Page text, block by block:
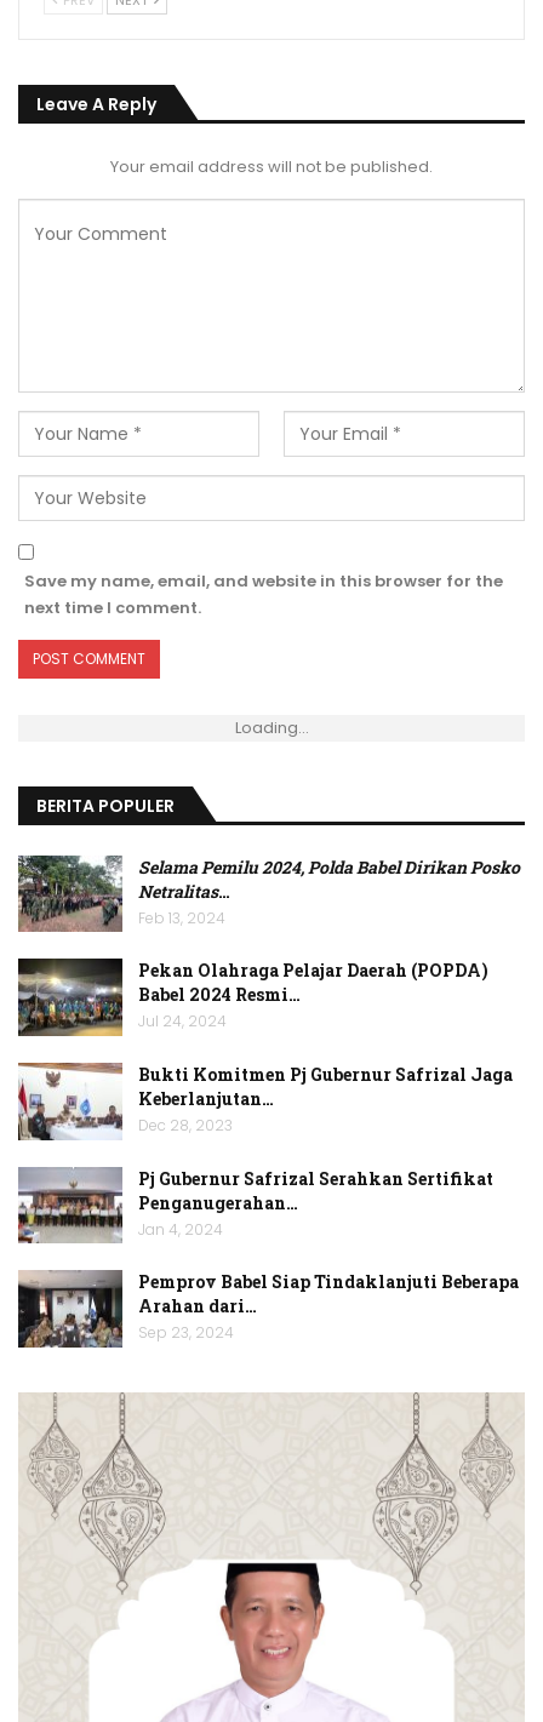
Leave A Reply
Your email address will not be published.
Save my name, email, and website in this browser for the
next time I comment.
Loading...
BERITA POPULER
Selama Pemilu 2024, Polda Babel Dirikan Posko
Netralitas…
Feb 13, 2024
Pekan Olahraga Pelajar Daerah (POPDA)
Babel 2024 Resmi…
Jul 24, 2024
Bukti Komitmen Pj Gubernur Safrizal Jaga
Keberlanjutan…
Dec 28, 2023
Pj Gubernur Safrizal Serahkan Sertifikat
Penganugerahan…
Jan 4, 2024
Pemprov Babel Siap Tindaklanjuti Beberapa
Arahan dari…
Sep 23, 2024